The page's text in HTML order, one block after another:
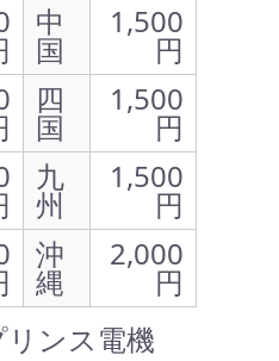
中
国
1,500
円
四
国
1,500
円
九
州
1,500
円
沖
縄
2,000
円
ンス電機